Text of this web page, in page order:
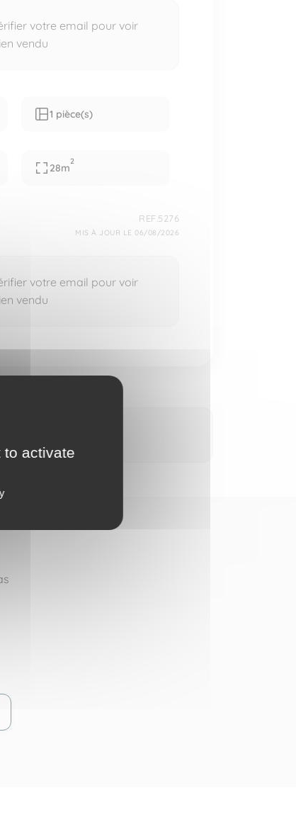
votre email pour voir
vendu
1 pièce(s)
28m
2
REF.5276
MIS À JOUR LE 06/08/2026
votre email pour voir
vendu
to activate